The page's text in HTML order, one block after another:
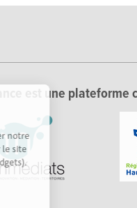
notre
le site
widgets).
est une